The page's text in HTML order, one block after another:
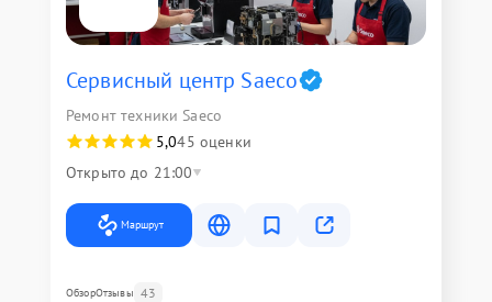
Сервисный центр Saeco
Ремонт техники Saeco
5,045 оценки
Открыто до 21:00
Маршрут
ОбзорОтзывы 43